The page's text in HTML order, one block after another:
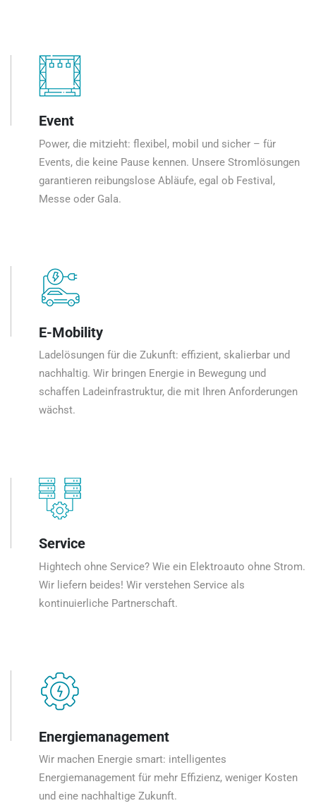
Event
Power, die mitzieht: flexibel, mobil und sicher – für
Events, die keine Pause kennen. Unsere Stromlösungen
garantieren reibungslose Abläufe, egal ob Festival,
Messe oder Gala.
E-Mobility
Ladelösungen für die Zukunft: effizient, skalierbar und
nachhaltig. Wir bringen Energie in Bewegung und
schaffen Ladeinfrastruktur, die mit Ihren Anforderungen
wächst.
Service
Hightech ohne Service? Wie ein Elektroauto ohne Strom.
Wir liefern beides! Wir verstehen Service als
kontinuierliche Partnerschaft.
Energiemanagement
Wir machen Energie smart: intelligentes
Energiemanagement für mehr Effizienz, weniger Kosten
und eine nachhaltige Zukunft.